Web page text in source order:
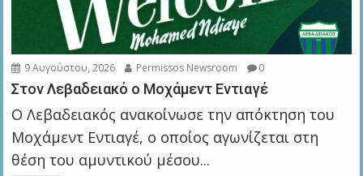
9 Αυγούστου, 2026 Permissos Newsroom 0
Στον Λεβαδειακό ο Μοχάμεντ Εντιαγέ
Ο Λεβαδειακός ανακοίνωσε την απόκτηση του
Μοχάμεντ Εντιαγέ, ο οποίος αγωνίζεται στη
θέση του αμυντικού μέσου...